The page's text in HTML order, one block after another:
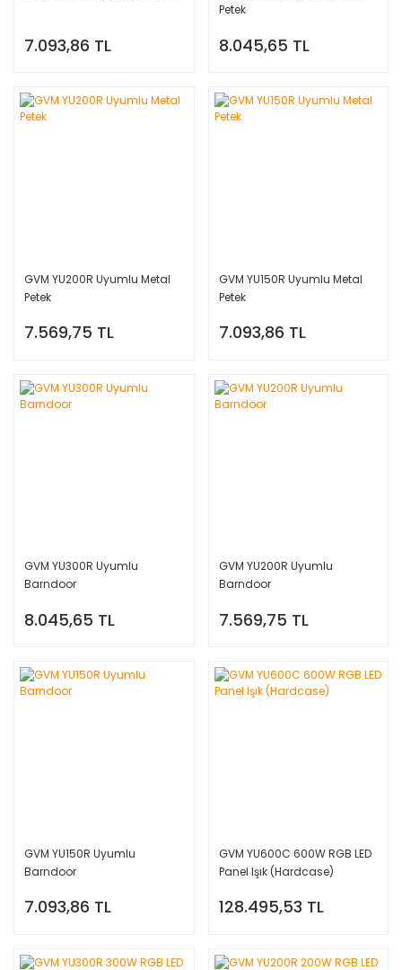
7.093,86 TL
Petek
8.045,65 TL
GVM YU200R Uyumlu Metal
Petek
7.569,75 TL
GVM YU150R Uyumlu Metal
Petek
7.093,86 TL
GVM YU300R Uyumlu
Barndoor
8.045,65 TL
GVM YU200R Uyumlu
Barndoor
7.569,75 TL
GVM YU150R Uyumlu
Barndoor
7.093,86 TL
GVM YU600C 600W RGB LED
Panel Işık (Hardcase)
128.495,53 TL